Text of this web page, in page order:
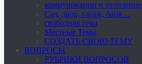
коммуникации и отопление
Cад, двор, гараж, баня…
свободная тема
Местные Темы
СОЗДАТЬ СВОЮ ТЕМУ
ВОПРОСЫ
РУБРИКИ ВОПРОСОВ